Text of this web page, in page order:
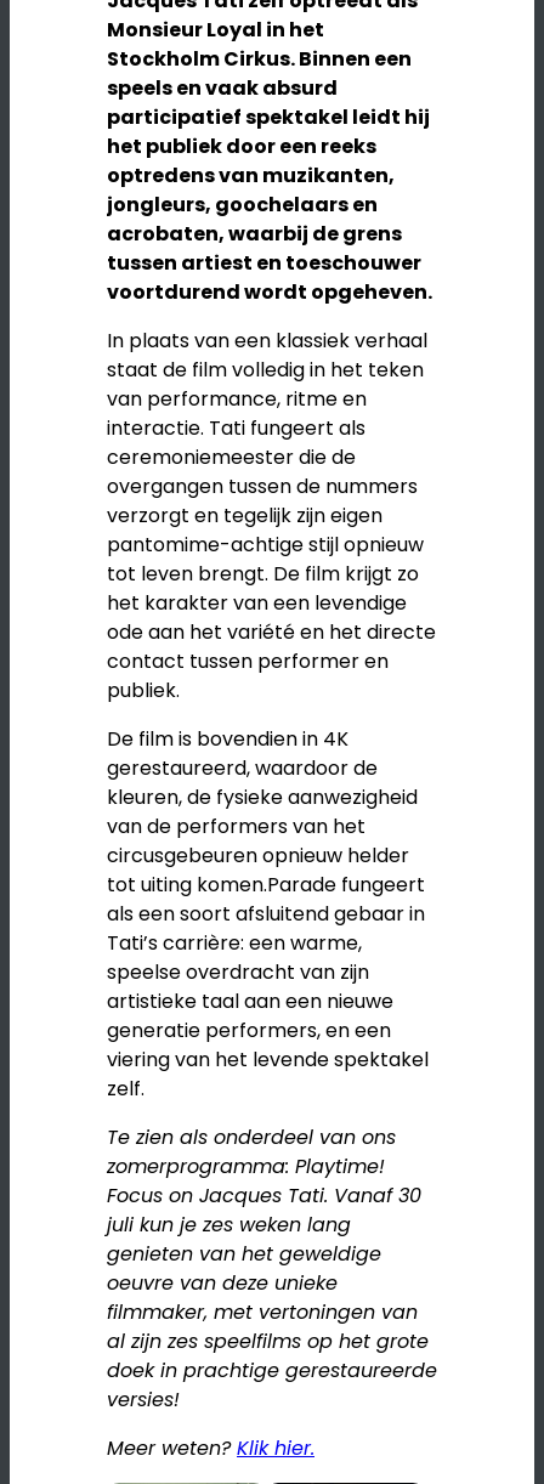
Monsieur Loyal in het
Stockholm Cirkus. Binnen een
speels en vaak absurd
participatief spektakel leidt hij
het publiek door een reeks
optredens van muzikanten,
jongleurs, goochelaars en
acrobaten, waarbij de grens
tussen artiest en toeschouwer
voortdurend wordt opgeheven.
In plaats van een klassiek verhaal
staat de film volledig in het teken
van performance, ritme en
interactie. Tati fungeert als
ceremoniemeester die de
overgangen tussen de nummers
verzorgt en tegelijk zijn eigen
pantomime-achtige stijl opnieuw
tot leven brengt. De film krijgt zo
het karakter van een levendige
ode aan het variété en het directe
contact tussen performer en
publiek.
De film is bovendien in 4K
gerestaureerd, waardoor de
kleuren, de fysieke aanwezigheid
van de performers van het
circusgebeuren opnieuw helder
tot uiting komen.Parade fungeert
als een soort afsluitend gebaar in
Tati’s carrière: een warme,
speelse overdracht van zijn
artistieke taal aan een nieuwe
generatie performers, en een
viering van het levende spektakel
zelf.
Te zien als onderdeel van ons
zomerprogramma: Playtime!
Focus on Jacques Tati. Vanaf 30
juli kun je zes weken lang
genieten van het geweldige
oeuvre van deze unieke
filmmaker, met vertoningen van
al zijn zes speelfilms op het grote
doek in prachtige gerestaureerde
versies!
Meer weten?Klik hier.